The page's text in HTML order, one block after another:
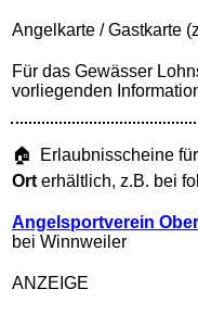
Angelkarte / Gastkarte
Für das Gewässer
vorliegenden
🏠 Erlaubnisscheine
Ort erhältlich, z.B. bei
Angelsportverein
bei Winnweiler
ANZEIGE